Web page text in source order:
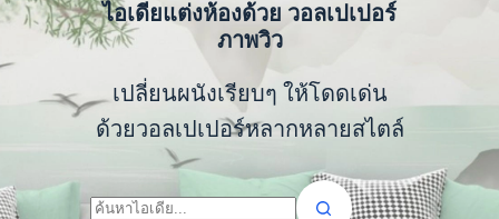
ไอเดียแต่งห้องด้วย วอลเปเปอร์
ภาพวิว
เปลี่ยนผนังเรียบๆ ให้โดดเด่น
ด้วยวอลเปเปอร์หลากหลายสไตล์